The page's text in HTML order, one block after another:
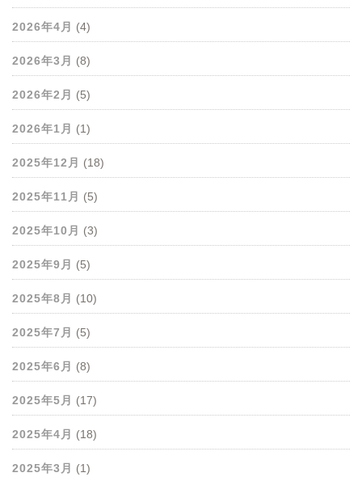
2026年4月 (4)
2026年3月 (8)
2026年2月 (5)
2026年1月 (1)
2025年12月 (18)
2025年11月 (5)
2025年10月 (3)
2025年9月 (5)
2025年8月 (10)
2025年7月 (5)
2025年6月 (8)
2025年5月 (17)
2025年4月 (18)
2025年3月 (1)